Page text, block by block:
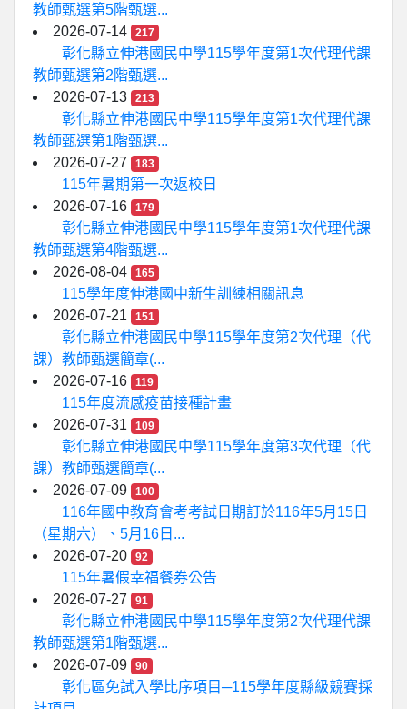
教師甄選第5階甄選...
2026-07-14
217
彰化縣立伸港國民中學115學年度第1次代理代課
教師甄選第2階甄選...
2026-07-13
213
彰化縣立伸港國民中學115學年度第1次代理代課
教師甄選第1階甄選...
2026-07-27
183
115年暑期第一次返校日
2026-07-16
179
彰化縣立伸港國民中學115學年度第1次代理代課
教師甄選第4階甄選...
2026-08-04
165
115學年度伸港國中新生訓練相關訊息
2026-07-21
151
彰化縣立伸港國民中學115學年度第2次代理（代
課）教師甄選簡章(...
2026-07-16
119
115年度流感疫苗接種計畫
2026-07-31
109
彰化縣立伸港國民中學115學年度第3次代理（代
課）教師甄選簡章(...
2026-07-09
100
116年國中教育會考考試日期訂於116年5月15日
（星期六）、5月16日...
2026-07-20
92
115年暑假幸福餐券公告
2026-07-27
91
彰化縣立伸港國民中學115學年度第2次代理代課
教師甄選第1階甄選...
2026-07-09
90
彰化區免試入學比序項目─115學年度縣級競賽採